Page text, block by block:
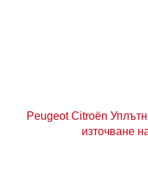
Peugeot Citroën
източване